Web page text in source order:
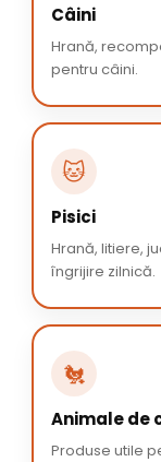
Câini
Hrană,
pentru câini.
🐱
Pisici
Hrană, litiere,
îngrijire zilnică.
🐔
Animale de
Produse utile